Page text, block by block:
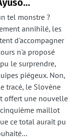
tel monstre ?
annihilé, les
d'accompagner
n'a proposé
le surprendre,
piégeux. Non,
tracé, le Slovène
offert une nouvelle
maillot
ce total aurait pu